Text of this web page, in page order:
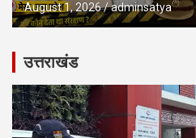
August 1, 2026 adminsatya
उत्तराखंड